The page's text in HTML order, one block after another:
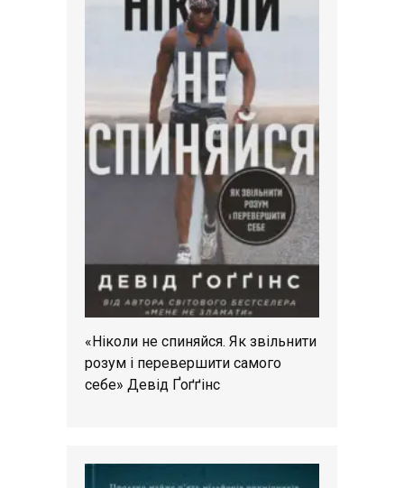
«Ніколи не спиняйся. Як звільнити
розум і перевершити самого
себе» Девід Ґоґґінс